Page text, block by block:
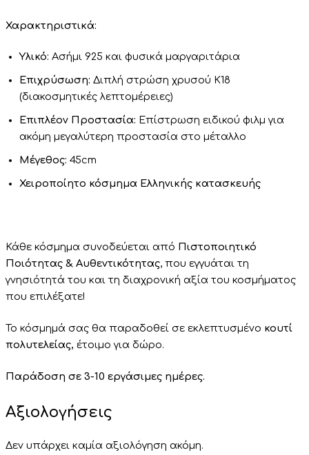
Χαρακτηριστικά:
Υλικό: Ασήμι 925 και φυσικά μαργαριτάρια
Επιχρύσωση: Διπλή στρώση χρυσού Κ18
(διακοσμητικές λεπτομέρειες)
Επιπλέον Προστασία: Επίστρωση ειδικού φιλμ για
ακόμη μεγαλύτερη προστασία στο μέταλλο
Μέγεθος: 45cm
Χειροποίητο κόσμημα Ελληνικής κατασκευής
Κάθε κόσμημα συνοδεύεται από Πιστοποιητικό
Ποιότητας & Αυθεντικότητας, που εγγυάται τη
γνησιότητά του και τη διαχρονική αξία του κοσμήματος
που επιλέξατε!
Το κόσμημά σας θα παραδοθεί σε εκλεπτυσμένο κουτί
πολυτελείας, έτοιμο για δώρο.
Παράδοση σε 3-10 εργάσιμες ημέρες.
Αξιολογήσεις
Δεν υπάρχει καμία αξιολόγηση ακόμη.